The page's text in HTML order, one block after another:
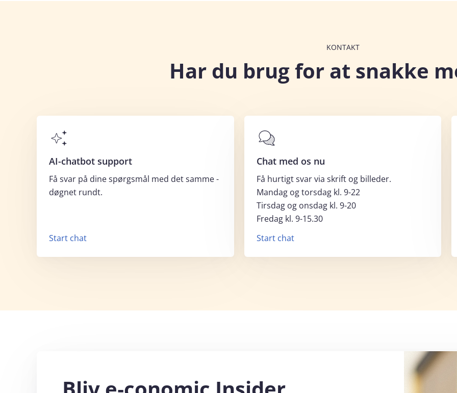
KONTAKT
Har du brug for at snakke
AI-chatbot support
Få svar på dine spørgsmål med det samme -
døgnet rundt.
Start chat
Chat med os nu
Få hurtigt svar via skrift og billeder.
Mandag og torsdag kl. 9-22
Tirsdag og onsdag kl. 9-20
Fredag kl. 9-15.30
Start chat